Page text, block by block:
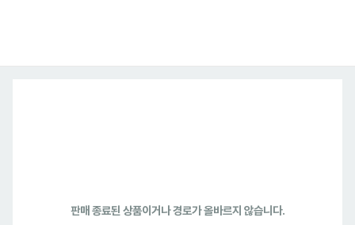
판매 종료된 상품이거나 경로가 올바르지 않습니다.